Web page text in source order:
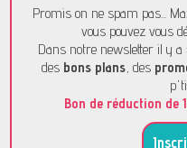
Promis on ne spam pas...
vous pouvez vous
Dans notre newsletter il y a
des bons plans, des
Bon de réduction de